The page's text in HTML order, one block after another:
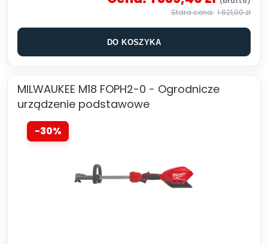
1 621,00 zł
DO KOSZYKA
MILWAUKEE M18 FOPH2-0 - Ogrodnicze
urządzenie podstawowe
-30%